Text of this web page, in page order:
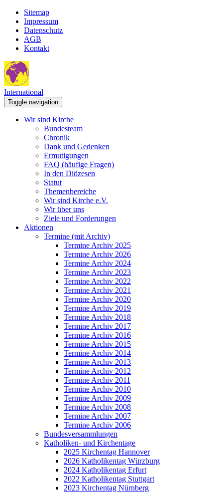
Sitemap
Impressum
Datenschutz
AGB
Kontakt
International
Toggle navigation
Wir sind Kirche
Bundesteam
Chronik
Dank und Gedenken
Ermutigungen
FAQ (häufige Fragen)
In den Diözesen
Statut
Themenbereiche
Wir sind Kirche e.V.
Wir über uns
Ziele und Forderungen
Aktionen
Termine (mit Archiv)
Termine Archiv 2025
Termine Archiv 2026
Termine Archiv 2024
Termine Archiv 2023
Termine Archiv 2022
Termine Archiv 2021
Termine Archiv 2020
Termine Archiv 2019
Termine Archiv 2018
Termine Archiv 2017
Termine Archiv 2016
Termine Archiv 2015
Termine Archiv 2014
Termine Archiv 2013
Termine Archiv 2012
Termine Archiv 2011
Termine Archiv 2010
Termine Archiv 2009
Termine Archiv 2008
Termine Archiv 2007
Termine Archiv 2006
Bundesversammlungen
Katholiken- und Kirchentage
2025 Kirchentag Hannover
2026 Katholikentag Würzburg
2024 Katholikentag Erfurt
2022 Katholikentag Stuttgart
2023 Kirchentag Nürnberg